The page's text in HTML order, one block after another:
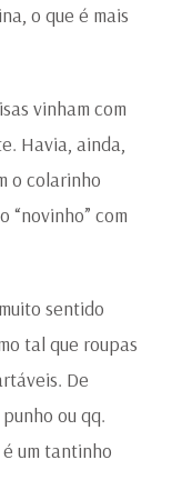
o que é mais
vinham com
Havia, ainda,
o colarinho
“novinho” com
sentido
tal que roupas
De
ou qq.
um tantinho